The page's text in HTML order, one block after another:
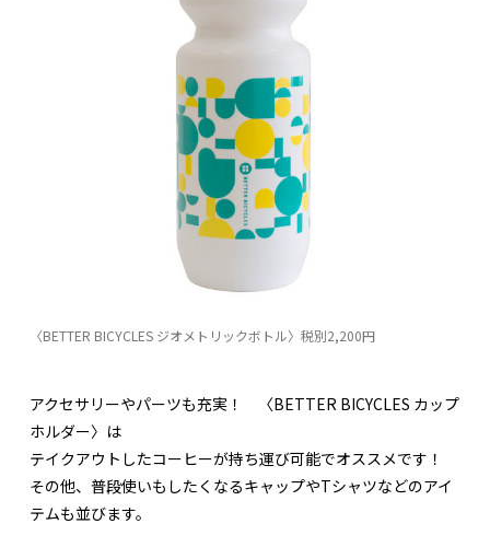
〈BETTER BICYCLES ジオメトリックボトル〉税別2,200円
アクセサリーやパーツも充実！ 〈BETTER BICYCLES カップ
ホルダー〉は
テイクアウトしたコーヒーが持ち運び可能でオススメです！
その他、普段使いもしたくなるキャップやTシャツなどのアイ
テムも並びます。